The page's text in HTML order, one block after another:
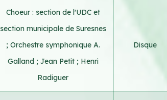
Choeur : section de l'UDC et
section municipale de Suresnes
; Orchestre symphonique A.
Galland ; Jean Petit ; Henri
Radiguer
Disque